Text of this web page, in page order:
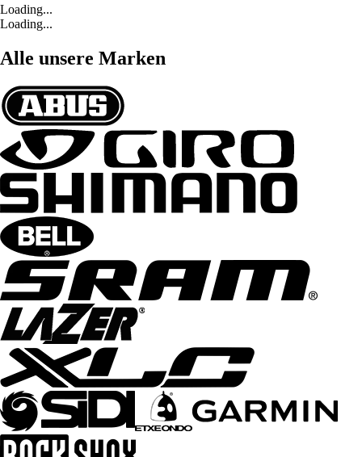
Loading...
Loading...
Alle unsere Marken